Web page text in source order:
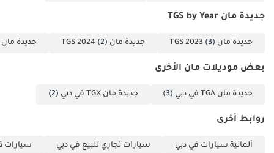
جديدة مان TGS by Year
جديدة مان TGS 2023 (3) جديدة مان TGS 2024 (2) جديدة مان TGS 2025
بعض موديلات مان الأخرى
جديدة مان TGA في دبي (3) جديدة مان TGX في دبي (2)
روابط أخرى
ألمانية سيارات في دبي سيارات تجاري للبيع في دبي سيارات